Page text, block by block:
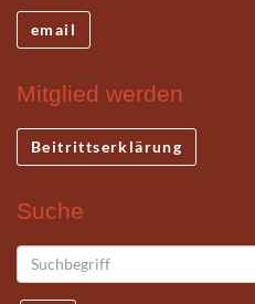
email
Mitglied werden
Beitrittserklärung
Suche